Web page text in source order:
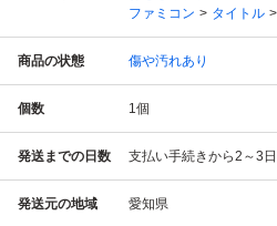
ファミコン
タイトル
商品の状態 傷や汚れあり
個数 1個
発送までの日数 支払い手続きから2～3
発送元の地域 愛知県